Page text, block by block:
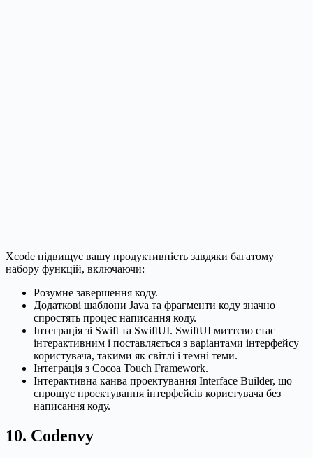
Xcode підвищує вашу продуктивність завдяки багатому
набору функцій, включаючи:
Розумне завершення коду.
Додаткові шаблони Java та фрагменти коду значно
спростять процес написання коду.
Інтеграція зі Swift та SwiftUI. SwiftUI миттєво стає
інтерактивним і поставляється з варіантами інтерфейсу
користувача, такими як світлі і темні теми.
Інтеграція з Cocoa Touch Framework.
Інтерактивна канва проектування Interface Builder, що
спрощує проектування інтерфейсів користувача без
написання коду.
10. Codenvy